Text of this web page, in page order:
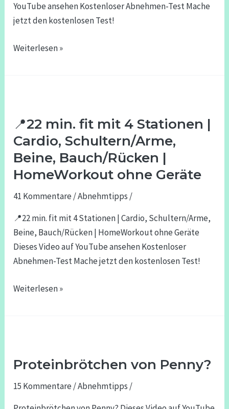
YouTube ansehen Kostenloser Abnehmen-Test Mache
jetzt den kostenlosen Test!
und
Po
in
Weiterlesen »
📍22 min. fit mit 4 Stationen |
Cardio, Schultern/Arme,
Beine, Bauch/Rücken |
HomeWorkout ohne Geräte
41 Kommentare /Abnehmtipps /
📍22 min. fit mit 4 Stationen | Cardio, Schultern/Arme,
Beine, Bauch/Rücken | HomeWorkout ohne Geräte
Dieses Video auf YouTube ansehen Kostenloser
Abnehmen-Test Mache jetzt den kostenlosen Test!
min.
fit
mit
Stationen
|
Schultern/Arme,
Beine,
Bauch/Rücken
|
ohne
Weiterlesen »
Proteinbrötchen von Penny?
15 Kommentare /Abnehmtipps /
Penny?